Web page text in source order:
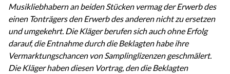
Musikliebhabern an beiden Stücken vermag der Erwerb des
einen Tonträgers den Erwerb des anderen nicht zu ersetzen
und umgekehrt. Die Kläger berufen sich auch ohne Erfolg
darauf, die Entnahme durch die Beklagten habe ihre
Vermarktungschancen von Samplinglizenzen geschmälert.
Die Kläger haben diesen Vortrag, den die Beklagten